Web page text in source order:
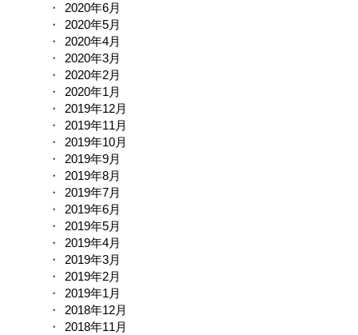
2020年6月
2020年5月
2020年4月
2020年3月
2020年2月
2020年1月
2019年12月
2019年11月
2019年10月
2019年9月
2019年8月
2019年7月
2019年6月
2019年5月
2019年4月
2019年3月
2019年2月
2019年1月
2018年12月
2018年11月